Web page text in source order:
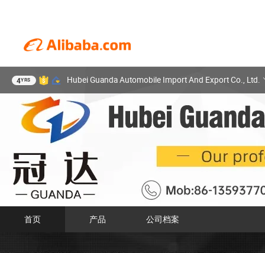
4YRS Hubei Guanda Automobile Import And Export Co., Ltd.
首页 产品 公司档案